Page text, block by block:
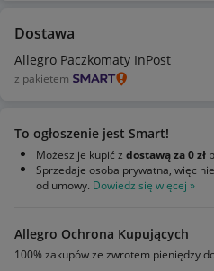
Dostawa
Allegro Paczkomaty InPost
z pakietem
To ogłoszenie jest Smart!
Możesz je kupić z dostawą za 0 zł
Sprzedaje osoba prywatna, więc
od umowy. Dowiedz się więcej »
Allegro Ochrona Kupujących
100% zakupów ze zwrotem pieniędzy